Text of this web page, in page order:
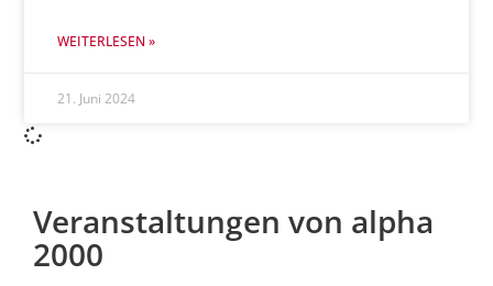
WEITERLESEN »
21. Juni 2024
Veranstaltungen von alpha
2000